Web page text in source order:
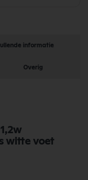
informatie
Overig
witte voet